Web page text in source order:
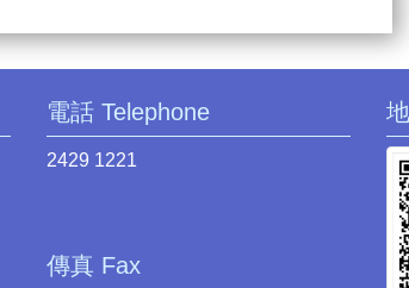
電話 Telephone
2429 1221
傳真 Fax